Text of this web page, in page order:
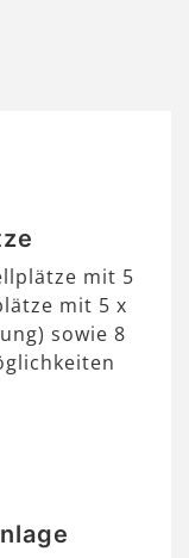
mit 5
mit 5 x
sowie 8